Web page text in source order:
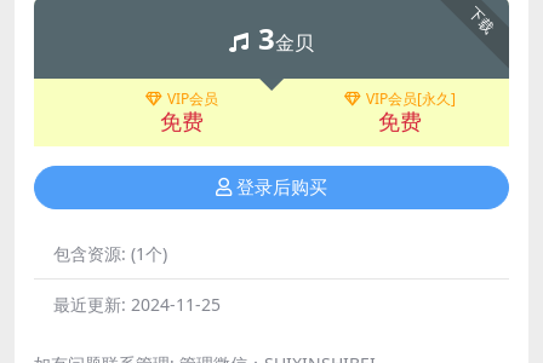
下载
3金贝
VIP会员
免费
VIP会员[永久]
免费
登录后购买
包含资源: (1个)
最近更新: 2024-11-25